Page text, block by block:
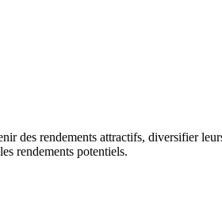
des rendements attractifs, diversifier
rendements potentiels.